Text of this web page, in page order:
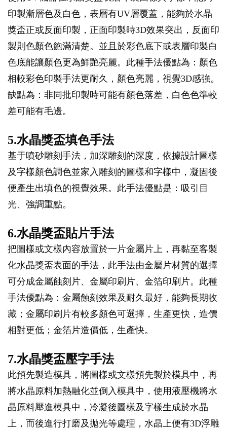
印製漸層色及白色，表層有UV層覆蓋，能夠於水晶
獎盃正或反面印製，正面印製時3D效果突出，反面印
製則色顏色飽滿清楚。並且於彩色底下或表層印製白
色底能讓顏色更為鮮艷亮麗。此種手法優點為：顏色
相較彩色印製手法更耐久，顏色亮麗，視覺3D感強。
缺點為：非同批印製時可能有顏色落差，白色色準較
差可能有毛邊。
5.水晶獎盃填色手法
基于噴砂雕刻手法，加深雕刻的深度，依據設計圖樣
及字樣顏色調色並家入雕刻的圖樣和字樣中，凝固後
便產生出填色的視覺效果。此手法優點是：吸引目
光、強調重點。
6.水晶獎盃貼片手法
把圖樣或文樣內容放置於一片金屬片上，再黏至客製
化水晶獎盃表面的手法，此手法由金屬片材質的選擇
可分成金屬蝕刻片、金屬印刷片、金箔印刷片。此種
手法優點為：金屬蝕刻效果及耐久最好，能夠長期收
藏；金屬印刷片有較多顏色可選擇，生產更快，造價
相對更低；金箔片造價低，生產快。
7.水晶獎盃壓字手法
此預先製造模具，將圖樣或文樣預先製於模具中，再
將水晶原料加熱融化並倒入模具中，使用液壓機將水
晶原料壓進模具中，冷凝後圖樣及字樣生成於水晶
上，而後進行打磨及拋光等處理，水晶上便有3D浮雕